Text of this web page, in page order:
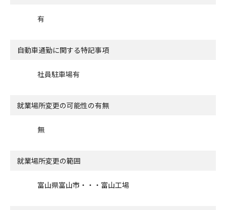
有
自動車通勤に関する特記事項
社員駐車場有
就業場所変更の可能性の有無
無
就業場所変更の範囲
富山県富山市・・・富山工場